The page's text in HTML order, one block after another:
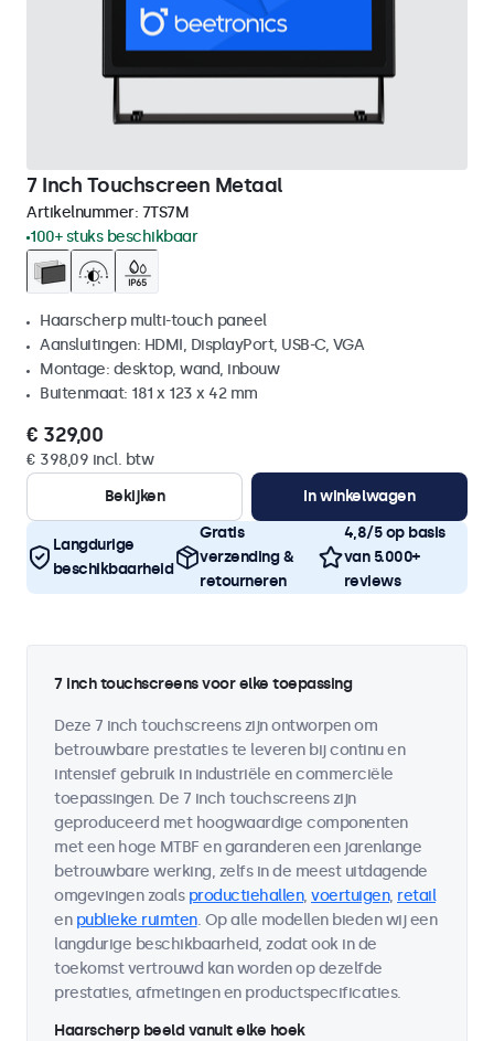
7 Inch Touchscreen Metaal
Artikelnummer: 7TS7M
100+ stuks beschikbaar
Haarscherp multi-touch paneel
Aansluitingen: HDMI, DisplayPort, USB-C, VGA
Montage: desktop, wand, inbouw
Buitenmaat: 181 x 123 x 42 mm
€ 329,00
€ 398,09 incl. btw
Bekijken
In winkelwagen
Langdurige
beschikbaarheid
Gratis
verzending &
retourneren
4,8/5 op basis
van 5.000+
reviews
7 inch touchscreens voor elke toepassing
Deze 7 inch touchscreens zijn ontworpen om
betrouwbare prestaties te leveren bij continu en
intensief gebruik in industriële en commerciële
toepassingen. De 7 inch touchscreens zijn
geproduceerd met hoogwaardige componenten
met een hoge MTBF en garanderen een jarenlange
betrouwbare werking, zelfs in de meest uitdagende
omgevingen zoals productiehallen, voertuigen, retail
en publieke ruimten. Op alle modellen bieden wij een
langdurige beschikbaarheid, zodat ook in de
toekomst vertrouwd kan worden op dezelfde
prestaties, afmetingen en productspecificaties.
Haarscherp beeld vanuit elke hoek